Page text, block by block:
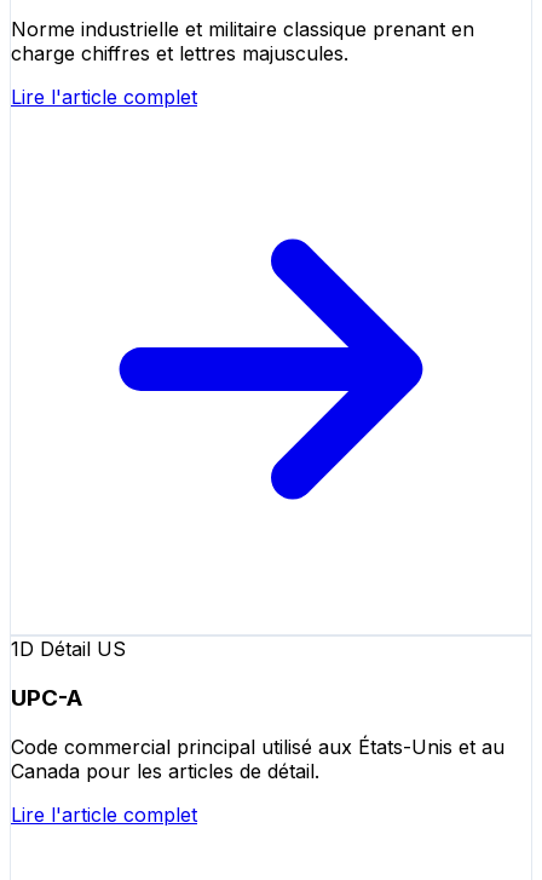
Norme industrielle et militaire classique prenant en
charge chiffres et lettres majuscules.
Lire l'article complet
1D Détail US
UPC-A
Code commercial principal utilisé aux États-Unis et au
Canada pour les articles de détail.
Lire l'article complet